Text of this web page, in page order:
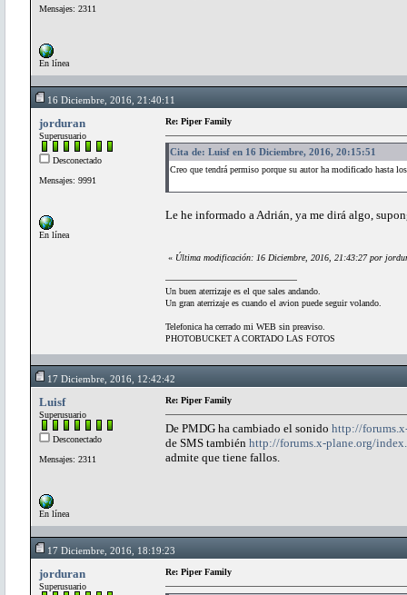
Mensajes: 2311
En línea
16 Diciembre, 2016, 21:40:11
jorduran
Superusuario
Desconectado
Mensajes: 9991
En línea
Re: Piper Family
Cita de: Luisf en 16 Diciembre, 2016, 20:15:51
Creo que tendrá permiso porque su autor ha modificado hasta
Le he informado a Adrián, ya me dirá algo,
« Última modificación: 16 Diciembre, 2016, 21:43:27 por
Un buen aterrizaje es el que sales andando.
Un gran aterrizaje es cuando el avion puede seguir volando.
Telefonica ha cerrado mi WEB sin preaviso.
PHOTOBUCKET A CORTADO LAS FOTOS
17 Diciembre, 2016, 12:42:42
Luisf
Superusuario
Desconectado
Mensajes: 2311
En línea
Re: Piper Family
De PMDG ha cambiado el sonido http://
de SMS también http://forums.x-plane.org/
admite que tiene fallos.
17 Diciembre, 2016, 18:19:23
jorduran
Superusuario
Re: Piper Family